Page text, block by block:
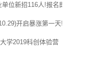
位新招116人!报名即将开始!
开启暴涨第一天!
学2019科创体验营